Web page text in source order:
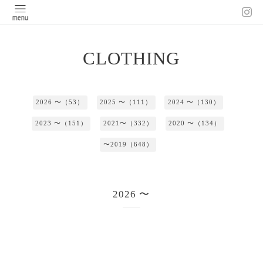
CLOTHING
2026 〜（53） 2025 〜（111） 2024 〜（130）
2023 〜（151） 2021〜（332） 2020 〜（134）
〜2019（648）
2026 〜